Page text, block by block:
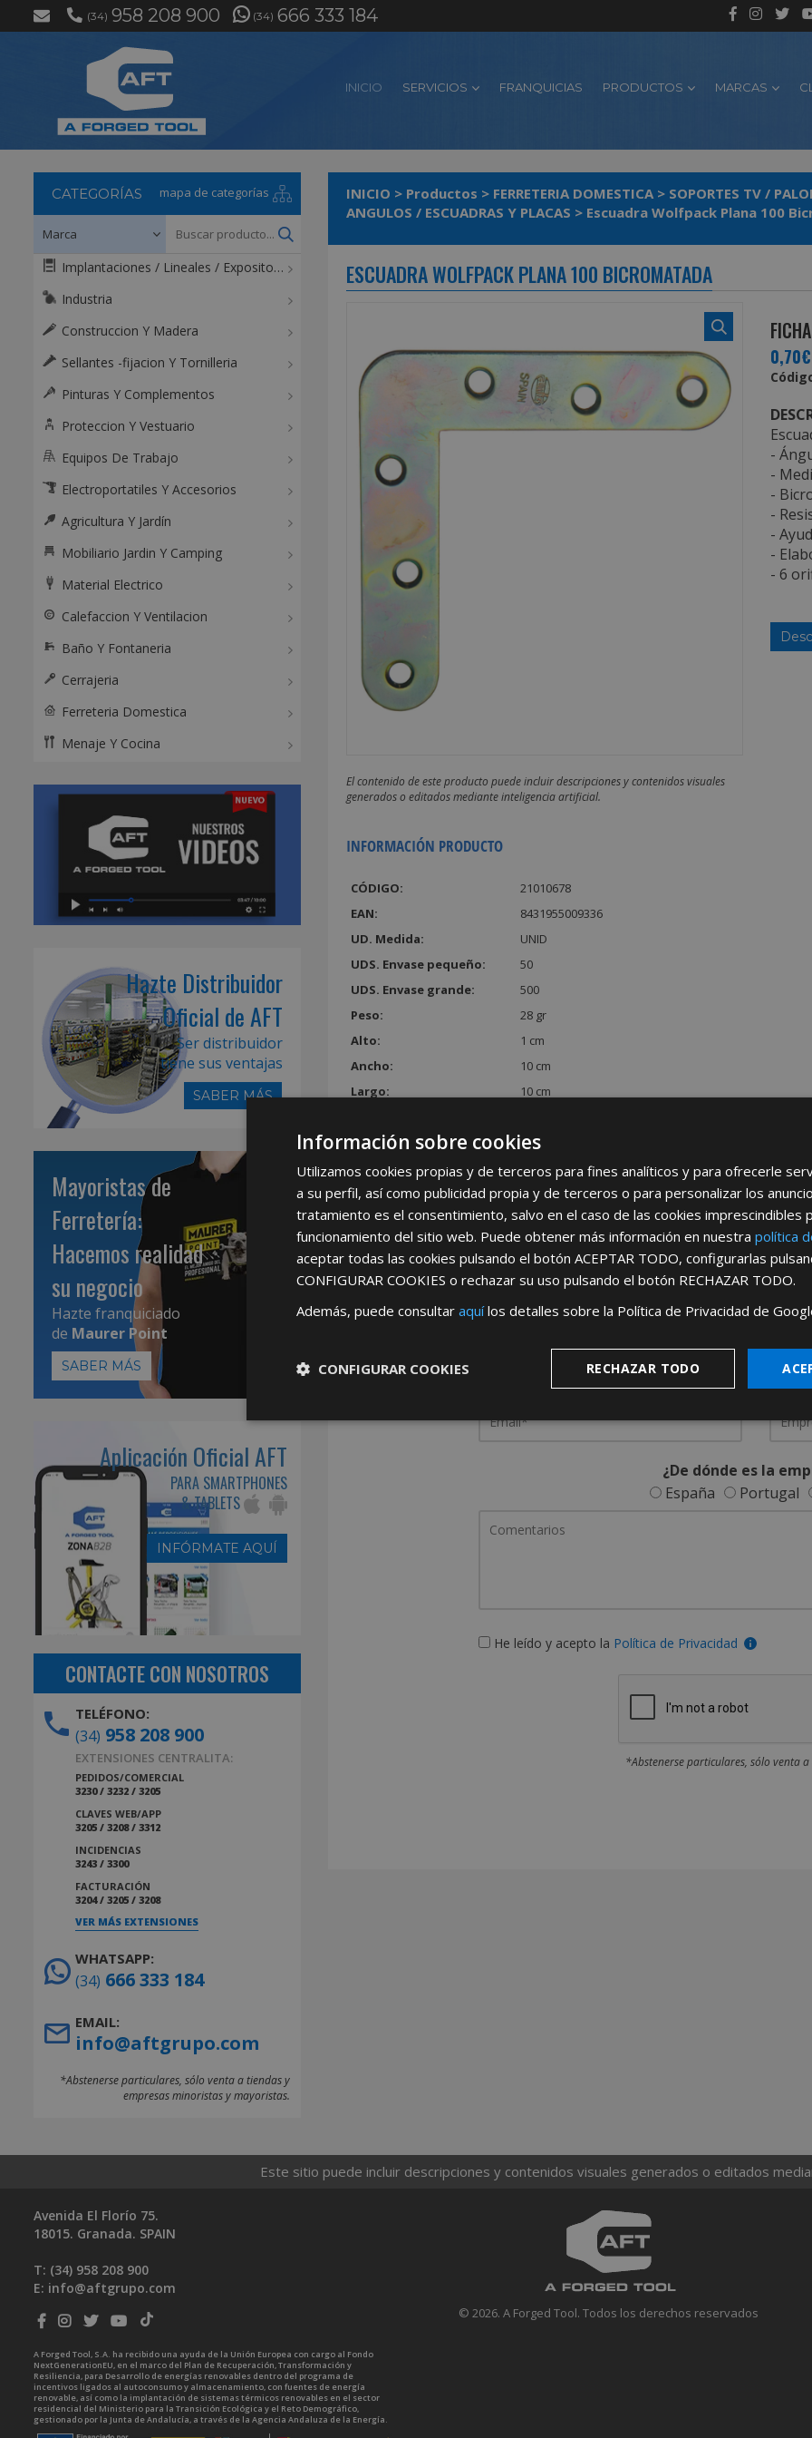
(34) 958 208 900 (34) 666 333 184
INICIO SERVICIOS FRANQUICIAS PRODUCTOS MARCAS
INICIO > Productos > FERRETERIA DOMESTICA > SOPORTES TV /
ANGULOS / ESCUADRAS Y PLACAS > Escuadra Wolfpack Plana 100
ESCUADRA WOLFPACK PLANA 100 BICROMATADA
El contenido de este producto puede incluir descripciones y contenidos visuales
generados o editados mediante inteligencia artificial.
INFORMACIÓN PRODUCTO
CÓDIGO:
21010678
EAN:
8431955009336
UD. Medida:
UNID
UDS. Envase pequeño:
50
UDS. Envase grande:
500
Peso:
28 gr
Alto:
1 cm
Ancho:
10 cm
Largo:
10 cm
0,70€
-
-
-
-
-
-
- 6
REGÍSTRATE PARA HACERTE
Desdeaquípodrá ver todas las
Rellene este formulario y nos pondremos en contacto
¿De dónde es la
España
Portugal
He leído y acepto la Política de Privacidad
*Abstenerse particulares, sólo venta
CATEGORÍAS mapa de categorías
Implantaciones / Lineales / Expositores / Mostradores
Industria
Construccion Y Madera
Sellantes -fijacion Y Tornilleria
Pinturas Y Complementos
Proteccion Y Vestuario
Equipos De Trabajo
Electroportatiles Y Accesorios
Agricultura Y Jardín
Mobiliario Jardin Y Camping
Material Electrico
Calefaccion Y Ventilacion
Baño Y Fontaneria
Cerrajeria
Ferreteria Domestica
Menaje Y Cocina
Hazte Distribuidor
Oficial de AFT
Ser distribuidor
tiene sus ventajas
SABER MÁS
Mayoristas de
Ferretería:
Hacemos realidad
su negocio
Hazte franquiciado
de Maurer Point
SABER MÁS
Aplicación Oficial AFT
PARA SMARTPHONES
& TABLETS
INFÓRMATE AQUÍ
CONTACTE CON NOSOTROS
TELÉFONO:
(34) 958 208 900
EXTENSIONES CENTRALITA:
PEDIDOS/COMERCIAL
3230 / 3232 / 3205
CLAVES WEB/APP
3205 / 3208 / 3312
INCIDENCIAS
3243 / 3300
FACTURACIÓN
3204 / 3205 / 3208
VER MÁS EXTENSIONES
WHATSAPP:
(34) 666 333 184
EMAIL:
info@aftgrupo.com
*Abstenerse particulares, sólo venta a tiendas y
empresas minoristas y mayoristas.
Este sitio puede incluir descripciones y contenidos visuales generados o editados
© 2026. A Forged Tool. Todos los derechos reservados
Avenida El Florío 75.
18015. Granada. SPAIN
T: (34) 958 208 900
E: info@aftgrupo.com
A Forged Tool, S.A. ha recibido una ayuda de la Unión Europea con cargo al Fondo
NextGenerationEU, en el marco del Plan de Recuperación, Transformación y
Resiliencia, para Desarrollo de energías renovables dentro del programa de
incentivos ligados al autoconsumo y almacenamiento, con fuentes de energía
renovable, así como la implantación de sistemas térmicos renovables en el sector
residencial del Ministerio para la Transición Ecológica y el Reto Demográfico,
gestionado por la Junta de Andalucía, a través de la Agencia Andaluza de la Energía.
Información sobre cookies
Utilizamos cookies propias y de terceros para fines analíticos y para ofrecerle
a su perfil, así como publicidad propia y de terceros o para personalizar los
tratamiento es el consentimiento, salvo en el caso de las cookies imprescindibles
funcionamiento del sitio web. Puede obtener más información en nuestra política
aceptar todas las cookies pulsando el botón ACEPTAR TODO, configurarlas
CONFIGURAR COOKIES o rechazar su uso pulsando el botón RECHAZAR TODO.
Además, puede consultar aquílos detalles sobre la Política de Privacidad de
RECHAZAR TODO
CONFIGURAR COOKIES